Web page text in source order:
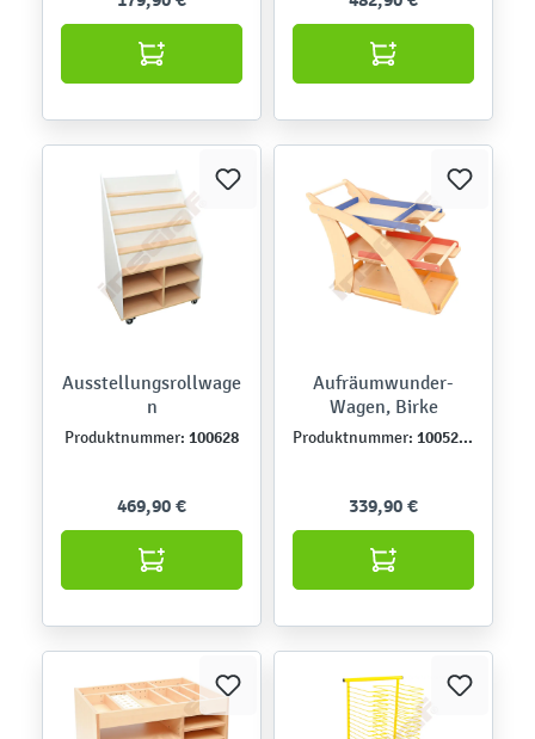
Ausstellungsrollwage
n
Produktnummer: 100628
469,90 €
Aufräumwunder-
Wagen, Birke
Produktnummer: 100520B
339,90 €